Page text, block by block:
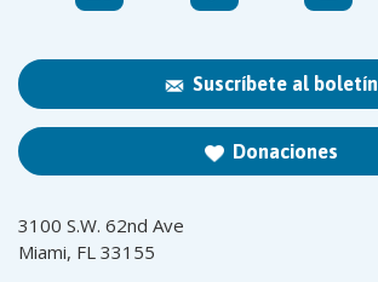
Suscríbete al boletín
Donaciones
3100 S.W. 62nd Ave
Miami, FL 33155